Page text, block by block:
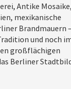
Antike Mosaike,
mexikanische
Brandmauern –
und noch
großflächigen
Berliner